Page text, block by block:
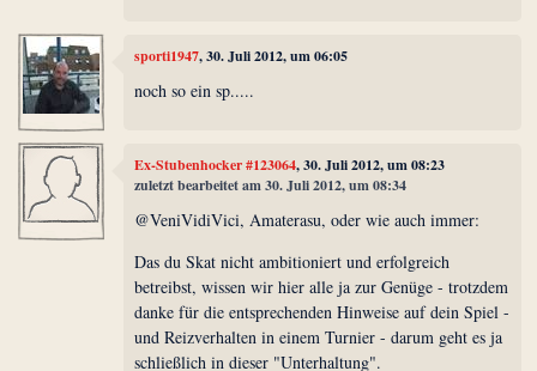
sporti1947, 30. Juli 2012, um 06:05
noch so ein sp.....
Ex-Stubenhocker #123064, 30. Juli 2012, um 08:23
zuletzt bearbeitet am 30. Juli 2012, um 08:34
@VeniVidiVici, Amaterasu, oder wie auch immer:
Das du Skat nicht ambitioniert und erfolgreich
betreibst, wissen wir hier alle ja zur Genüge - trotzdem
danke für die entsprechenden Hinweise auf dein Spiel -
und Reizverhalten in einem Turnier - darum geht es ja
schließlich in dieser "Unterhaltung".